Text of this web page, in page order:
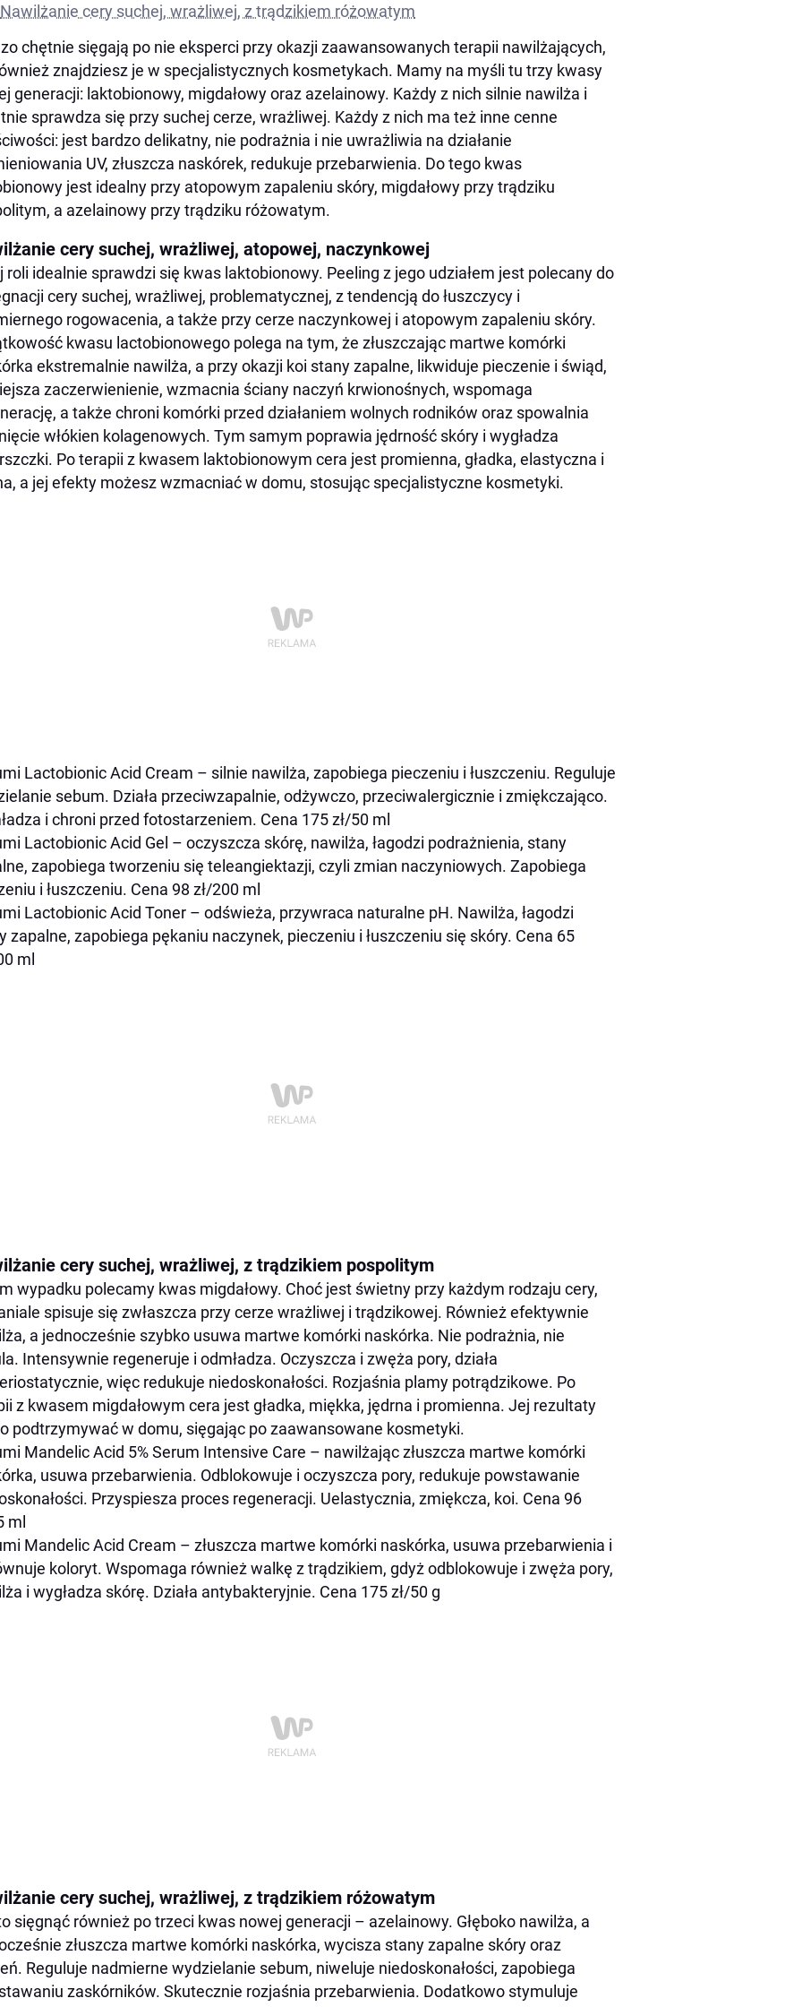
Nawilżanie cery suchej, wrażliwej, z trądzikiem różowatym
chętnie sięgają po nie eksperci przy okazji zaawansowanych terapii nawilżających,
znajdziesz je w specjalistycznych kosmetykach. Mamy na myśli tu trzy kwasy
generacji: laktobionowy, migdałowy oraz azelainowy. Każdy z nich silnie nawilża i
sprawdza się przy suchej cerze, wrażliwej. Każdy z nich ma też inne cenne
jest bardzo delikatny, nie podrażnia i nie uwrażliwia na działanie
UV, złuszcza naskórek, redukuje przebarwienia. Do tego kwas
jest idealny przy atopowym zapaleniu skóry, migdałowy przy trądziku
a azelainowy przy trądziku różowatym.
cery suchej, wrażliwej, atopowej, naczynkowej
roli idealnie sprawdzi się kwas laktobionowy. Peeling z jego udziałem jest polecany do
cery suchej, wrażliwej, problematycznej, z tendencją do łuszczycy i
rogowacenia, a także przy cerze naczynkowej i atopowym zapaleniu skóry.
kwasu lactobionowego polega na tym, że złuszczając martwe komórki
ekstremalnie nawilża, a przy okazji koi stany zapalne, likwiduje pieczenie i świąd,
zaczerwienienie, wzmacnia ściany naczyń krwionośnych, wspomaga
a także chroni komórki przed działaniem wolnych rodników oraz spowalnia
włókien kolagenowych. Tym samym poprawia jędrność skóry i wygładza
Po terapii z kwasem laktobionowym cera jest promienna, gładka, elastyczna i
a jej efekty możesz wzmacniać w domu, stosując specjalistyczne kosmetyki.
Lactobionic Acid Cream – silnie nawilża, zapobiega pieczeniu i łuszczeniu. Reguluje
sebum. Działa przeciwzapalnie, odżywczo, przeciwalergicznie i zmiękczająco.
i chroni przed fotostarzeniem. Cena 175 zł/50 ml
Lactobionic Acid Gel – oczyszcza skórę, nawilża, łagodzi podrażnienia, stany
zapobiega tworzeniu się teleangiektazji, czyli zmian naczyniowych. Zapobiega
i łuszczeniu. Cena 98 zł/200 ml
Lactobionic Acid Toner – odświeża, przywraca naturalne pH. Nawilża, łagodzi
zapalne, zapobiega pękaniu naczynek, pieczeniu i łuszczeniu się skóry. Cena 65
ml
cery suchej, wrażliwej, z trądzikiem pospolitym
wypadku polecamy kwas migdałowy. Choć jest świetny przy każdym rodzaju cery,
spisuje się zwłaszcza przy cerze wrażliwej i trądzikowej. Również efektywnie
a jednocześnie szybko usuwa martwe komórki naskórka. Nie podrażnia, nie
Intensywnie regeneruje i odmładza. Oczyszcza i zwęża pory, działa
więc redukuje niedoskonałości. Rozjaśnia plamy potrądzikowe. Po
z kwasem migdałowym cera jest gładka, miękka, jędrna i promienna. Jej rezultaty
podtrzymywać w domu, sięgając po zaawansowane kosmetyki.
Mandelic Acid 5% Serum Intensive Care – nawilżając złuszcza martwe komórki
usuwa przebarwienia. Odblokowuje i oczyszcza pory, redukuje powstawanie
Przyspiesza proces regeneracji. Uelastycznia, zmiękcza, koi. Cena 96
ml
Mandelic Acid Cream – złuszcza martwe komórki naskórka, usuwa przebarwienia i
koloryt. Wspomaga również walkę z trądzikiem, gdyż odblokowuje i zwęża pory,
i wygładza skórę. Działa antybakteryjnie. Cena 175 zł/50 g
cery suchej, wrażliwej, z trądzikiem różowatym
sięgnąć również po trzeci kwas nowej generacji – azelainowy. Głęboko nawilża, a
złuszcza martwe komórki naskórka, wycisza stany zapalne skóry oraz
Reguluje nadmierne wydzielanie sebum, niweluje niedoskonałości, zapobiega
zaskórników. Skutecznie rozjaśnia przebarwienia. Dodatkowo stymuluje